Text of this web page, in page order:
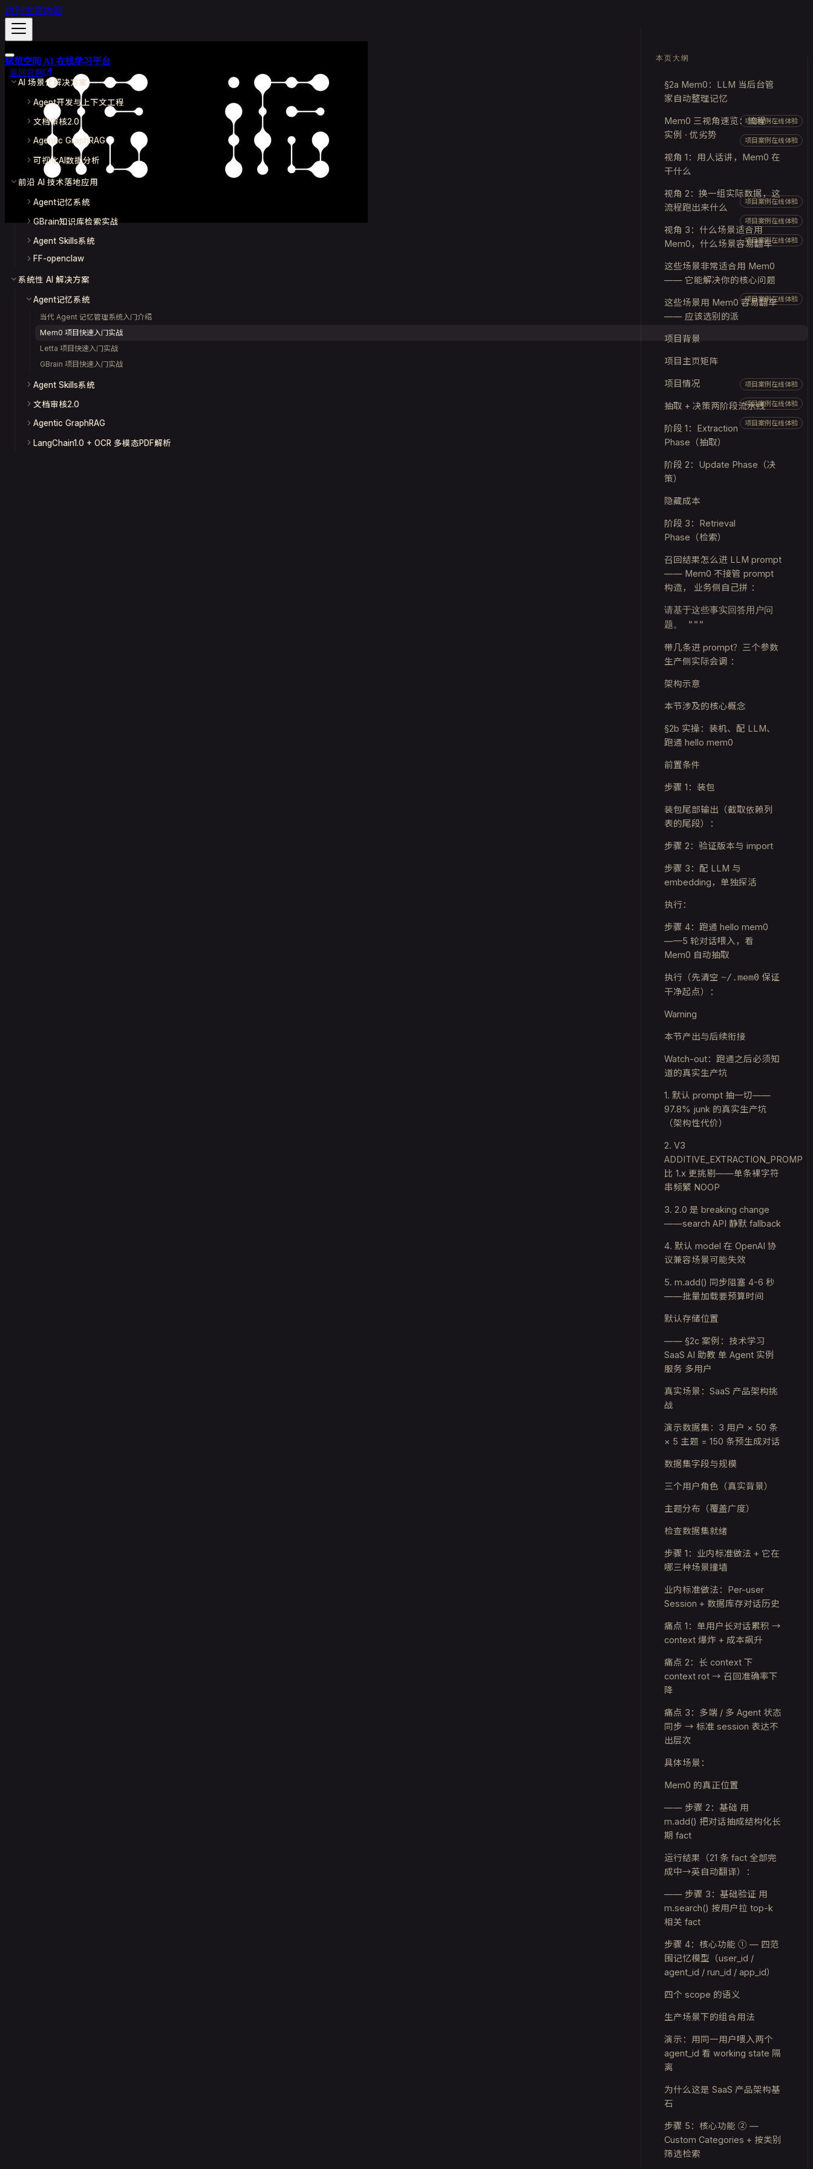
跳到主要内容
赋范空间 AI 在线学习平台
返回官网
AI 场景化解决方案
Agent开发与上下文工程
文档审核2.0
项目案例在线体验
Agentic GraphRAG 项目案例在线体验
可视化AI数据分析
前沿 AI 技术落地应用
Agent记忆系统 项目案例在线体验
GBrain知识库检索实战 项目案例在线体验
Agent Skills系统 项目案例在线体验
FF-openclaw
系统性 AI 解决方案
Agent记忆系统 项目案例在线体验
当代 Agent 记忆管理系统入门介绍
Mem0 项目快速入门实战
Letta 项目快速入门实战
GBrain 项目快速入门实战
Agent Skills系统 项目案例在线体验
文档审核2.0 项目案例在线体验
Agentic GraphRAG 项目案例在线体验
LangChain1.0 + OCR 多模态PDF解析
本页大纲
§2a Mem0：LLM 当后台管
家自动整理记忆
Mem0 三视角速览：流程 ·
实例 · 优劣势
视角 1：用人话讲，Mem0 在
干什么
视角 2：换一组实际数据，这
流程跑出来什么
视角 3：什么场景适合用
Mem0，什么场景容易翻车
这些场景非常适合用 Mem0
—— 它能解决你的核心问题
这些场景用 Mem0 容易翻车
—— 应该选别的派
项目背景
项目主页矩阵
项目情况
抽取 + 决策两阶段流水线
阶段 1：Extraction
Phase（抽取）
阶段 2：Update Phase（决
策）
隐藏成本
阶段 3：Retrieval
Phase（检索）
召回结果怎么进 LLM prompt
—— Mem0 不接管 prompt
构造， 业务侧自己拼 ：
请基于这些事实回答用户问
题。 """
带几条进 prompt？三个参数
生产侧实际会调 ：
架构示意
本节涉及的核心概念
§2b 实操：装机、配 LLM、
跑通 hello mem0
前置条件
步骤 1：装包
装包尾部输出（截取依赖列
表的尾段）：
步骤 2：验证版本与 import
步骤 3：配 LLM 与
embedding，单独探活
执行：
步骤 4：跑通 hello mem0
——5 轮对话喂入，看
Mem0 自动抽取
执行（先清空 ~/.mem0 保证
干净起点）：
Warning
本节产出与后续衔接
Watch-out：跑通之后必须知
道的真实生产坑
1. 默认 prompt 抽一切——
97.8% junk 的真实生产坑
（架构性代价）
2. V3
ADDITIVE_EXTRACTION_PROMPT
比 1.x 更挑剔——单条裸字符
串频繁 NOOP
3. 2.0 是 breaking change
——search API 静默 fallback
4. 默认 model 在 OpenAI 协
议兼容场景可能失效
5. m.add() 同步阻塞 4-6 秒
——批量加载要预算时间
默认存储位置
—— §2c 案例：技术学习
SaaS AI 助教 单 Agent 实例
服务 多用户
真实场景：SaaS 产品架构挑
战
演示数据集：3 用户 × 50 条
× 5 主题 = 150 条预生成对话
数据集字段与规模
三个用户角色（真实背景）
主题分布（覆盖广度）
检查数据集就绪
步骤 1：业内标准做法 + 它在
哪三种场景撞墙
业内标准做法：Per-user
Session + 数据库存对话历史
痛点 1：单用户长对话累积 →
context 爆炸 + 成本飙升
痛点 2：长 context 下
context rot → 召回准确率下
降
痛点 3：多端 / 多 Agent 状态
同步 → 标准 session 表达不
出层次
具体场景：
Mem0 的真正位置
—— 步骤 2：基础 用
m.add() 把对话抽成结构化长
期 fact
运行结果（21 条 fact 全部完
成中→英自动翻译）：
—— 步骤 3：基础验证 用
m.search() 按用户拉 top-k
相关 fact
步骤 4：核心功能 ① — 四范
围记忆模型（user_id /
agent_id / run_id / app_id）
四个 scope 的语义
生产场景下的组合用法
演示：用同一用户喂入两个
agent_id 看 working state 隔
离
为什么这是 SaaS 产品架构基
石
步骤 5：核心功能 ② —
Custom Categories + 按类别
筛选检索